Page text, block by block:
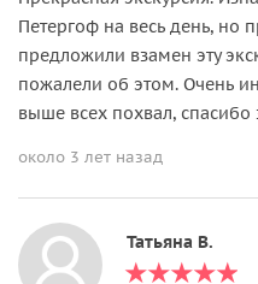
Петергоф на весь день,
предложили взамен эту
пожалели об этом. Очень
выше всех похвал, спасибо
около 3 лет назад
Татьяна В.